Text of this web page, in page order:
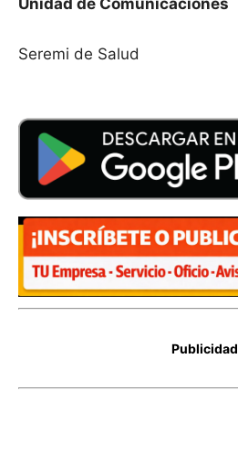
Unidad de Comunicaciones
Seremi de Salud
Publicidad